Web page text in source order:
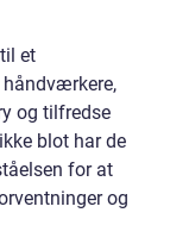
et
håndværkere,
og tilfredse
blot har de
for at
og